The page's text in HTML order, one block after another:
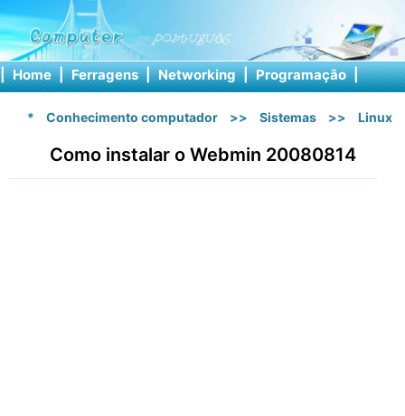
| Home | Ferragens | Networking | Programação |
* Conhecimento computador >> Sistemas >> Linux
Como instalar o Webmin 20080814